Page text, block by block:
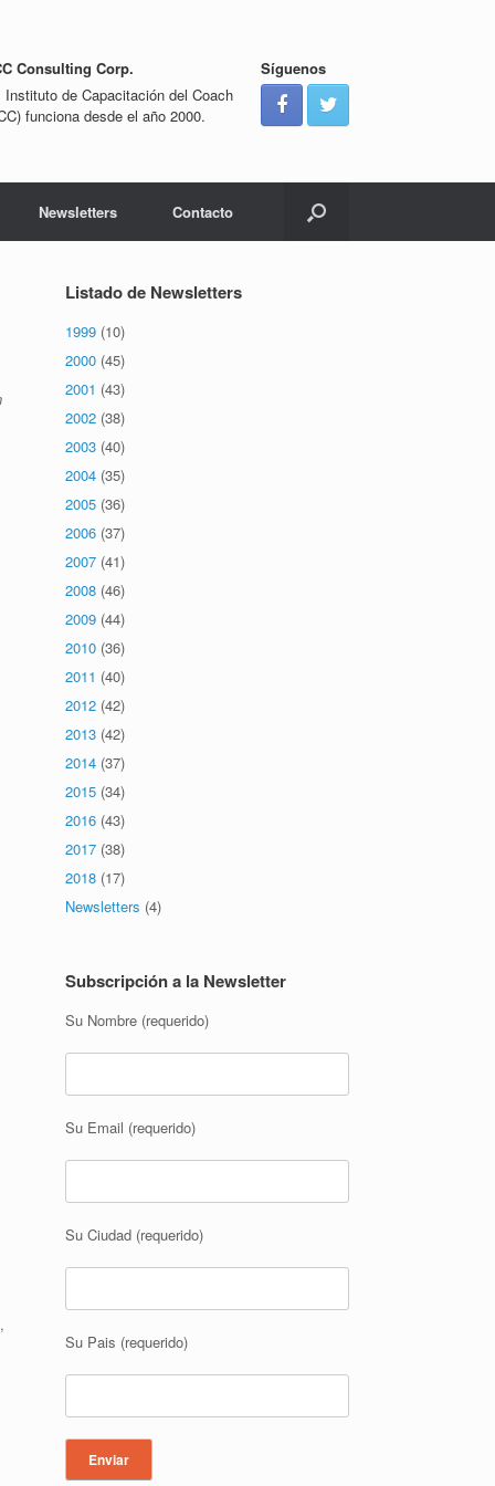
Consulting Corp.
Instituto de Capacitación del Coach
funciona desde el año 2000.
Síguenos
Newsletters Contacto
Listado de Newsletters
1999 (10)
2000 (45)
2001 (43)
2002 (38)
2003 (40)
2004 (35)
2005 (36)
2006 (37)
2007 (41)
2008 (46)
2009 (44)
2010 (36)
2011 (40)
2012 (42)
2013 (42)
2014 (37)
2015 (34)
2016 (43)
2017 (38)
2018 (17)
Newsletters (4)
Subscripción a la Newsletter
Su Nombre (requerido)
Su Email (requerido)
Su Ciudad (requerido)
Su Pais (requerido)